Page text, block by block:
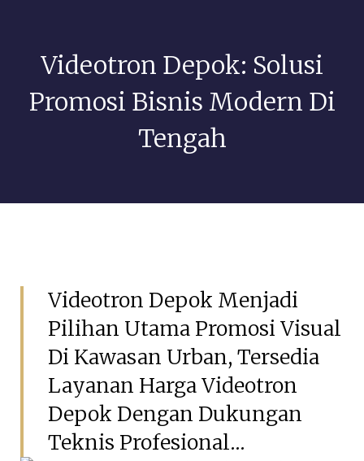
Videotron Depok: Solusi
Promosi Bisnis Modern Di
Tengah
Videotron Depok Menjadi
Pilihan Utama Promosi Visual
Di Kawasan Urban, Tersedia
Layanan Harga Videotron
Depok Dengan Dukungan
Teknis Profesional...